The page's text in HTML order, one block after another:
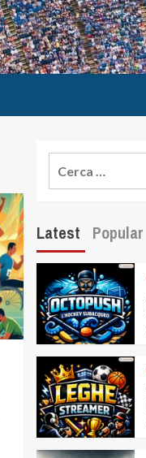
Latest Popular